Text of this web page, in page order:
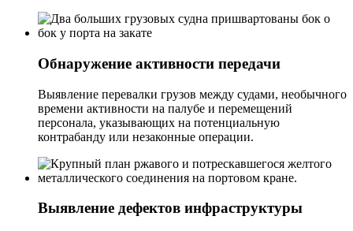
Обнаружение активности передачи
Выявление перевалки грузов между судами, необычного
времени активности на палубе и перемещений
персонала, указывающих на потенциальную
контрабанду или незаконные операции.
Выявление дефектов инфраструктуры